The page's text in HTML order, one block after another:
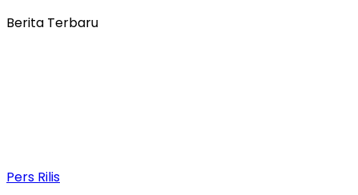
Berita Terbaru
Pers Rilis